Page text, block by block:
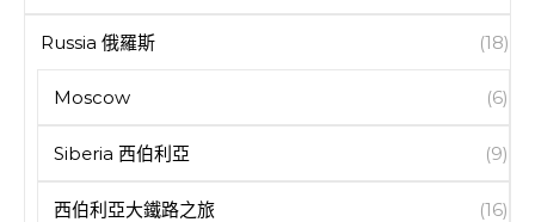
Russia 俄羅斯 (18)
Moscow (6)
Siberia 西伯利亞 (9)
西伯利亞大鐵路之旅 (16)